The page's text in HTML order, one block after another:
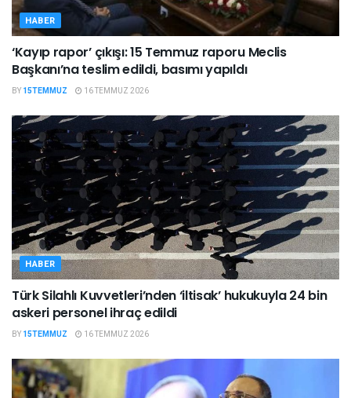
HABER
‘Kayıp rapor’ çıkışı: 15 Temmuz raporu Meclis
Başkanı’na teslim edildi, basımı yapıldı
BY 15TEMMUZ 16 TEMMUZ 2026
HABER
Türk Silahlı Kuvvetleri’nden ‘iltisak’ hukukuyla 24 bin
askeri personel ihraç edildi
BY 15TEMMUZ 16 TEMMUZ 2026